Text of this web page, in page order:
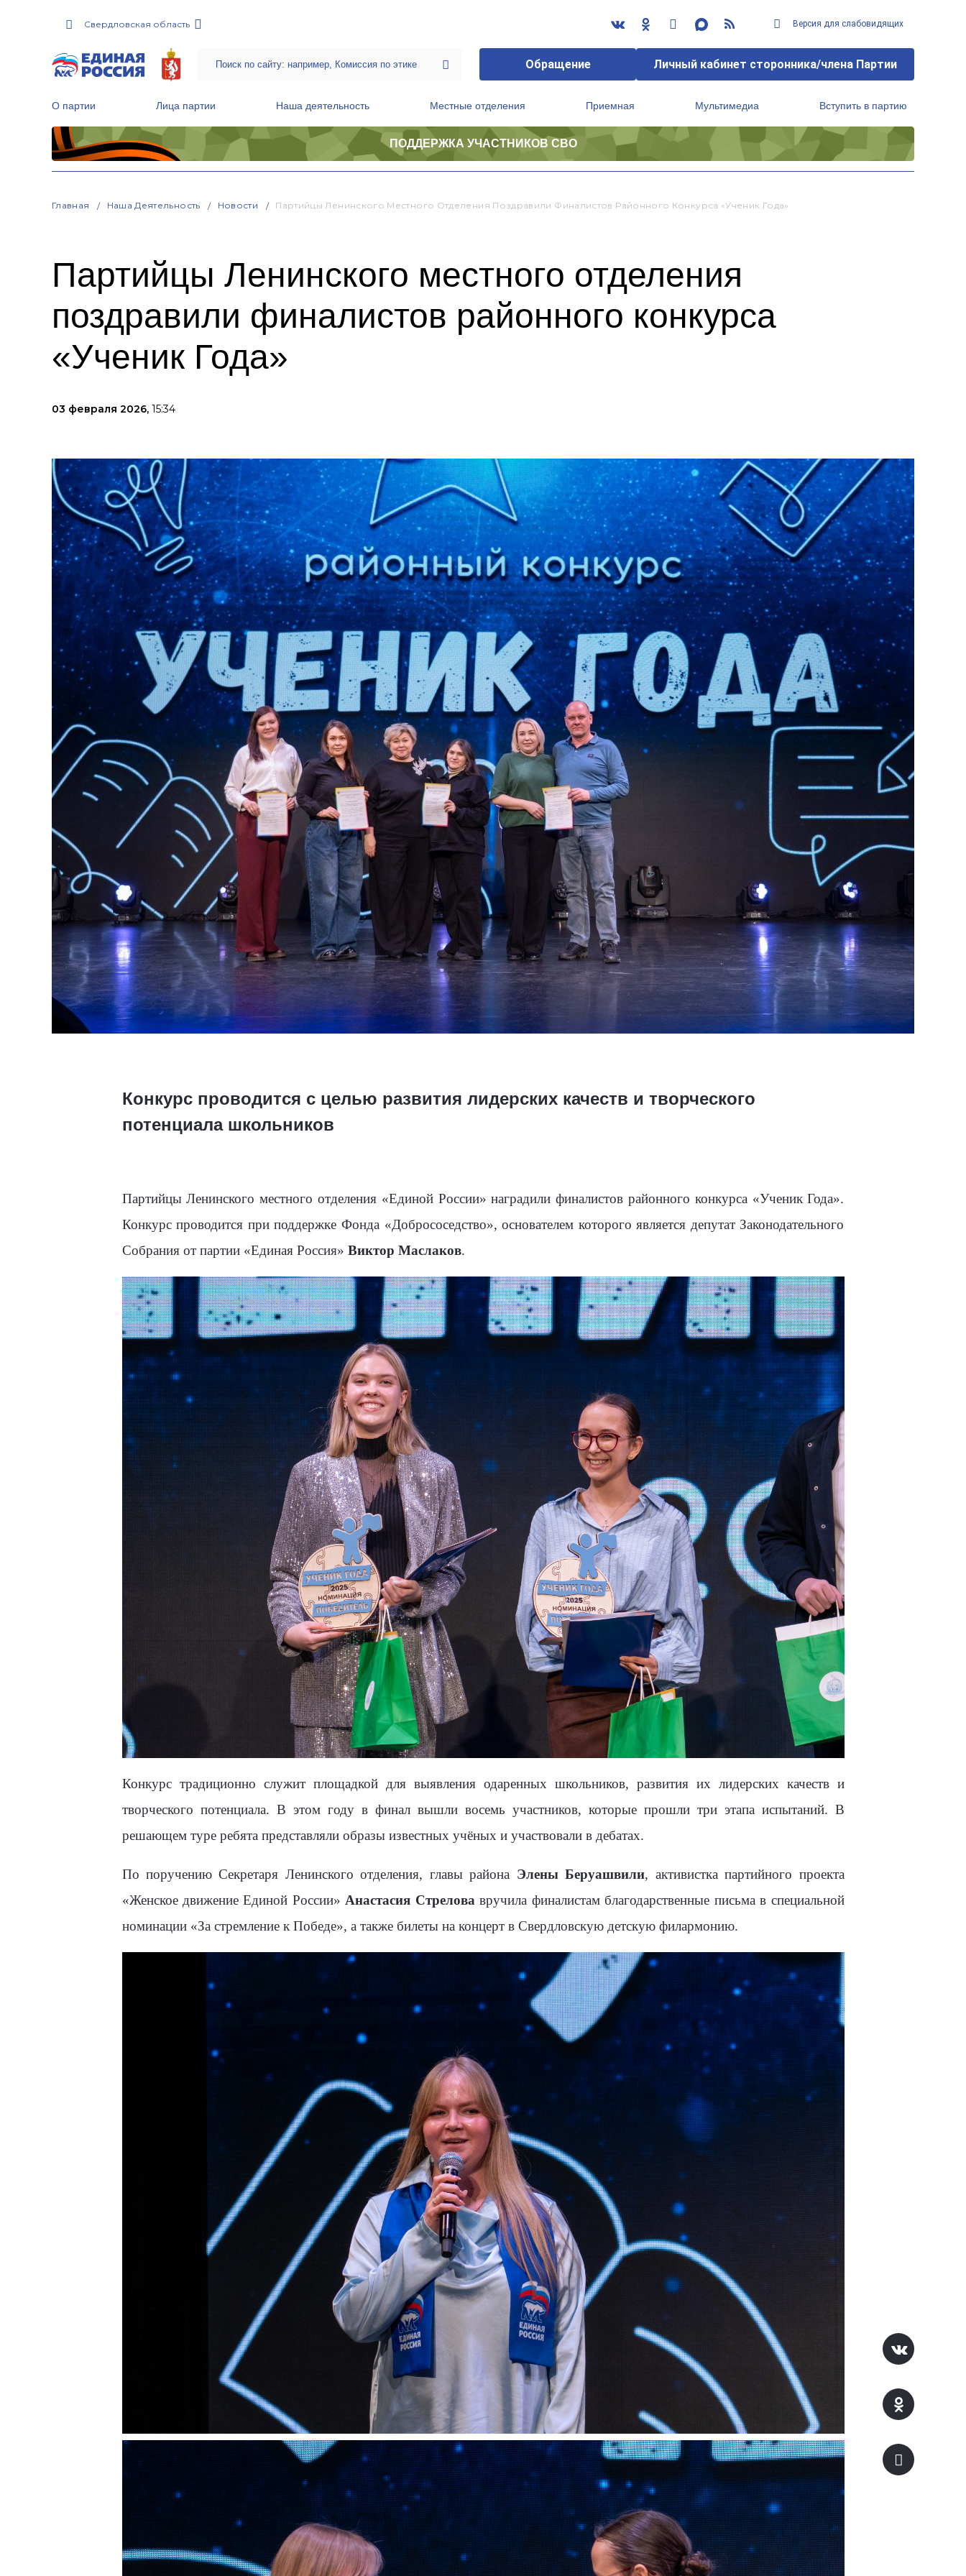
Свердловская область Версия для слабовидящих
Обращение Личный кабинет сторонника/члена Партии
О партии Лица партии Наша деятельность Местные отделения Приемная Мультимедиа Вступить в партию
ПОДДЕРЖКА УЧАСТНИКОВ СВО
Главная Наша Деятельность Новости Партийцы Ленинского Местного Отделения Поздравили Финалистов Районного Конкурса «Ученик Года»
Партийцы Ленинского местного отделения
поздравили финалистов районного конкурса
«Ученик Года»
03 февраля 2026, 15:34
Конкурс проводится с целью развития лидерских качеств и творческого
потенциала школьников
Партийцы Ленинского местного отделения «Единой России» наградили финалистов районного конкурса «Ученик Года».
Конкурс проводится при поддержке Фонда «Добрососедство», основателем которого является депутат Законодательного
Собрания от партии «Единая Россия» Виктор Маслаков.
Конкурс традиционно служит площадкой для выявления одаренных школьников, развития их лидерских качеств и
творческого потенциала. В этом году в финал вышли восемь участников, которые прошли три этапа испытаний. В
решающем туре ребята представляли образы известных учёных и участвовали в дебатах.
По поручению Секретаря Ленинского отделения, главы района Элены Беруашвили, активистка партийного проекта
«Женское движение Единой России» Анастасия Стреловавручила финалистам благодарственные письма в специальной
номинации «За стремление к Победе», а также билеты на концерт в Свердловскую детскую филармонию.